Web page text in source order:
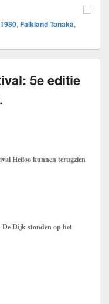
, Falkland Tanaka,
5e editie
Heiloo kunnen terugzien
Dijk stonden op het